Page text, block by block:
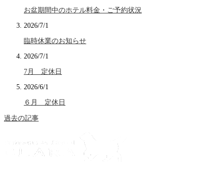
お盆期間中のホテル料金・ご予約状況
2026/7/1
臨時休業のお知らせ
2026/7/1
7月 定休日
2026/6/1
６月 定休日
過去の記事